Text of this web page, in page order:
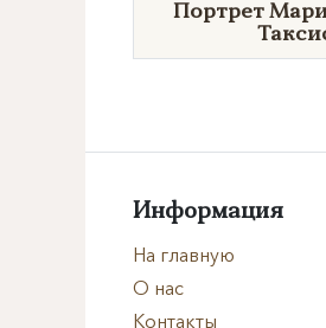
Портрет
Информация
На главную
О нас
Контакты